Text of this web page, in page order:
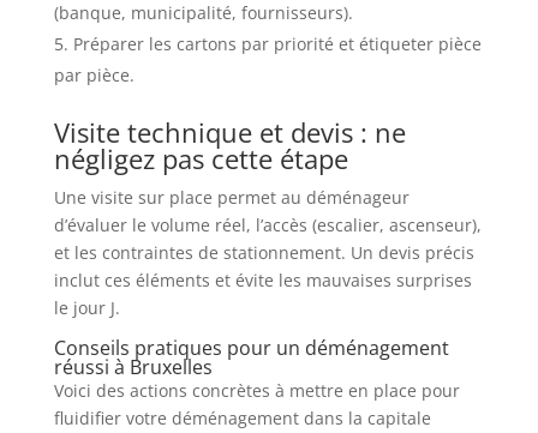
(banque, municipalité, fournisseurs).
Préparer les cartons par priorité et étiqueter pièce
par pièce.
Visite technique et devis : ne
négligez pas cette étape
Une visite sur place permet au déménageur
d’évaluer le volume réel, l’accès (escalier, ascenseur),
et les contraintes de stationnement. Un devis précis
inclut ces éléments et évite les mauvaises surprises
le jour J.
Conseils pratiques pour un déménagement
réussi à Bruxelles
Voici des actions concrètes à mettre en place pour
fluidifier votre déménagement dans la capitale